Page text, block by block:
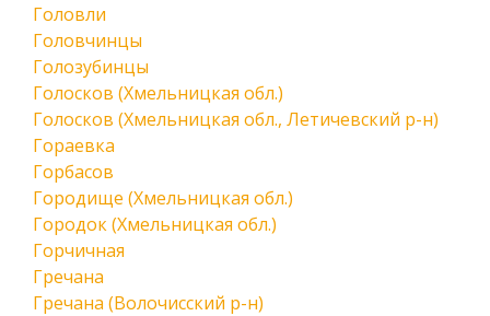
Головли
Головчинцы
Голозубинцы
Голосков (Хмельницкая обл.)
Голосков (Хмельницкая обл., Летичевский р-н)
Гораевка
Горбасов
Городище (Хмельницкая обл.)
Городок (Хмельницкая обл.)
Горчичная
Гречана
Гречана (Волочисский р-н)